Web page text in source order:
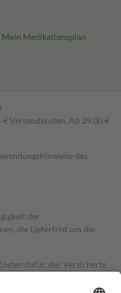
Medikationsplan
Versandkosten. Ab 29,00 €
des
der
die Lieferfrist um die
dafür, der Versicherte
Kosten der Leistung